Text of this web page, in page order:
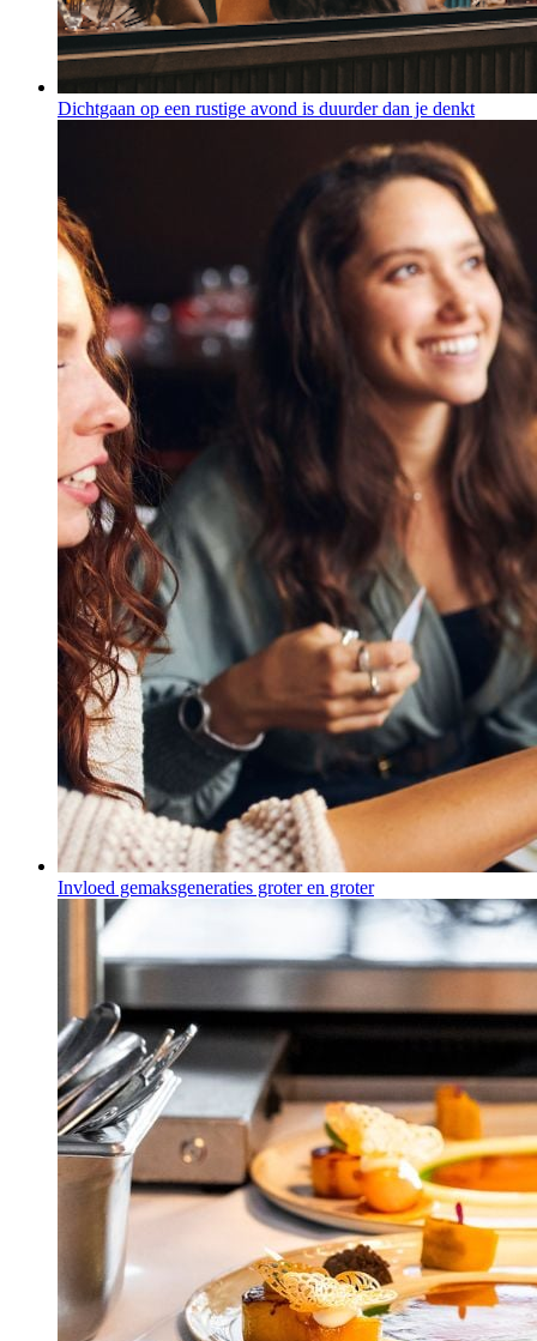
Dichtgaan op een rustige avond is duurder dan je denkt
Invloed gemaksgeneraties groter en groter